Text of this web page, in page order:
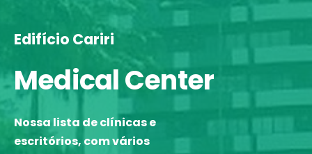
Edifício Cariri
Medical Center
Nossa lista de clínicas e
escritórios, com vários